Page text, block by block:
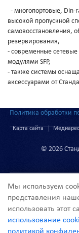
- многопортовые,
высокой пропускной
самовосстановления,
резервирования,
- современные
модулями SFP,
- также системы
аксессуарами от
© 2026
Политика обработки
Карта сайта
Мы используем
представления
использовать этот
использование